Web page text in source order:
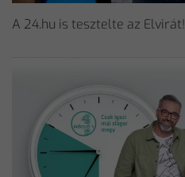
A 24.hu is tesztelte az Elvirát!